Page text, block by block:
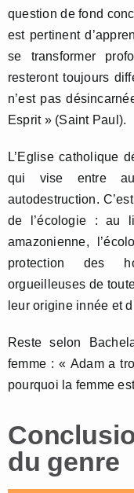
question de fond
est pertinent
se transformer
resteront toujours
n’est pas
Esprit » (Saint Paul).
L’Eglise catholique
qui vise entre
autodestruction.
de l’écologie : au
amazonienne,
protection des
orgueilleuses de
leur origine innée et
Reste selon
femme : « Adam a
pourquoi la femme
du genre